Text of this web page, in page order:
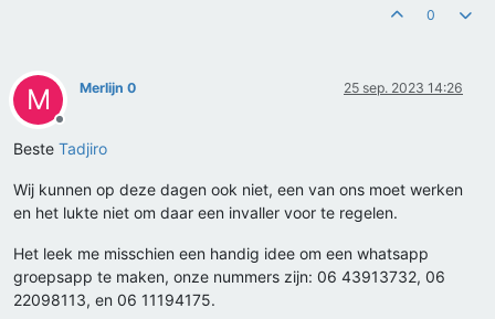
0
M
Offline
Merlijn 0 25 sep. 2023 14:26
Beste Tadjiro
Wij kunnen op deze dagen ook niet, een van ons moet werken
en het lukte niet om daar een invaller voor te regelen.
Het leek me misschien een handig idee om een whatsapp
groepsapp te maken, onze nummers zijn: 06 43913732, 06
22098113, en 06 11194175.